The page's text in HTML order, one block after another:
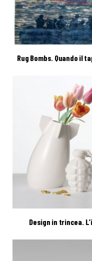
Rug Bombs. Quando il
Design in trincea.